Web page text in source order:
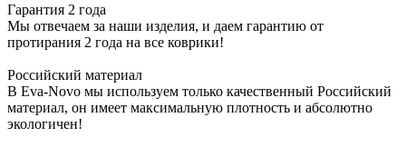
Гарантия 2 года
Мы отвечаем за наши изделия, и даем гарантию от
протирания 2 года на все коврики!
Российский материал
В Eva-Novo мы используем только качественный Российский
материал, он имеет максимальную плотность и абсолютно
экологичен!